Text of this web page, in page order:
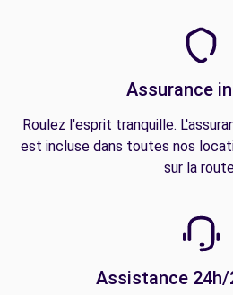
Assurance
Roulez l'esprit tranquille.
est incluse dans toutes nos
sur la
Assistance